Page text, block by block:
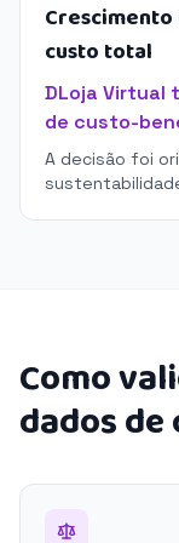
custo total
DLoja Virtual
de custo-
A decisão foi
Como
dados